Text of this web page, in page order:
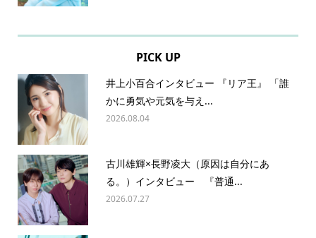
PICK UP
井上小百合インタビュー 『リア王』 「誰
かに勇気や元気を与え...
2026.08.04
古川雄輝×長野凌大（原因は自分にあ
る。）インタビュー 『普通...
2026.07.27